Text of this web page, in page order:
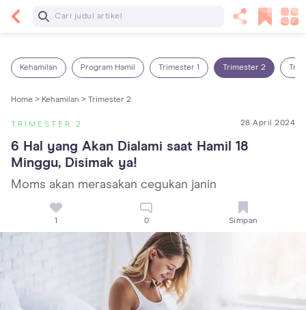
Baca Selanjutnya
Kehamilan Program Hamil Trimester 1 Trimester 2
Home > Kehamilan > Trimester 2
TRIMESTER 2 28 April 2024
6 Hal yang Akan Dialami saat Hamil 18
Minggu, Disimak ya!
Moms akan merasakan cegukan janin
1 0 Simpan